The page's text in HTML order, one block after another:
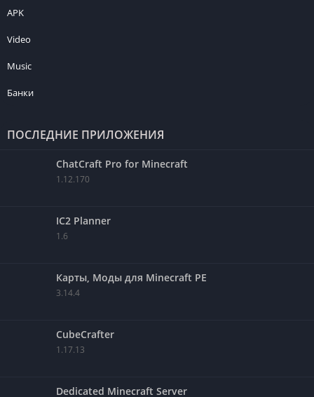
APK
Video
Music
Банки
ПОСЛЕДНИЕ ПРИЛОЖЕНИЯ
ChatCraft Pro for Minecraft
1.12.170
IC2 Planner
1.6
Карты, Моды для Minecraft PE
3.14.4
CubeCrafter
1.17.13
Dedicated Minecraft Server